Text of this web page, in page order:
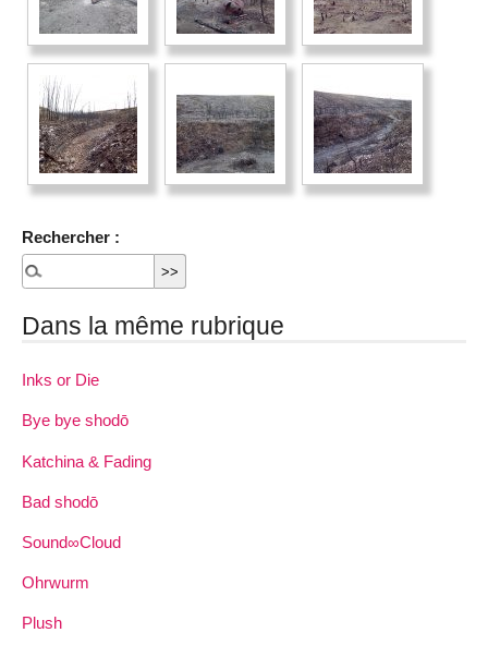
Rechercher :
Dans la même rubrique
Inks or Die
Bye bye shodō
Katchina & Fading
Bad shodō
Sound∞Cloud
Ohrwurm
Plush